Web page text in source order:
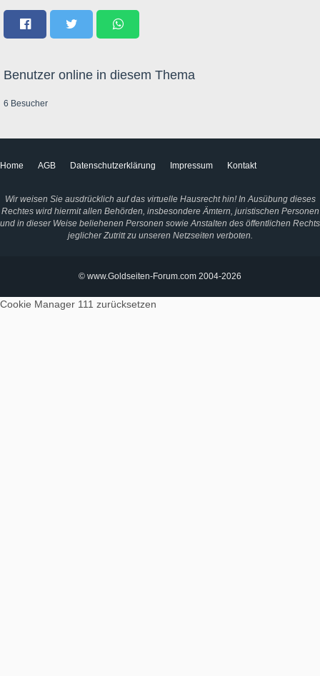
Benutzer online in diesem Thema
6 Besucher
Home AGB Datenschutzerklärung Impressum Kontakt
Wir weisen Sie ausdrücklich auf das virtuelle Hausrecht hin! In Ausübung dieses
Rechtes wird hiermit allen Behörden, insbesondere Ämtern, juristischen Personen
und in dieser Weise beliehenen Personen sowie Anstalten des öffentlichen Rechts
jeglicher Zutritt zu unseren Netzseiten verboten.
© www.Goldseiten-Forum.com 2004-2026
Cookie Manager 111 zurücksetzen